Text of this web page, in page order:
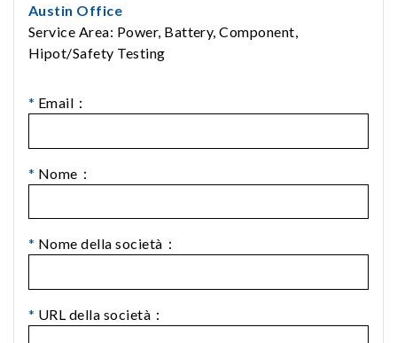
Austin Office
Service Area: Power, Battery, Component,
Hipot/Safety Testing
* Email：
* Nome：
* Nome della società：
* URL della società：